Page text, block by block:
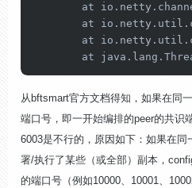
at
at
at
at
从bftsmart官方文档得知，如果在同
端口号，即一开始编排的peer的共识
6003是不行的，原因如下：如果在
署/执行了某些（或全部）副本，
的端口号（例如10000、10001、